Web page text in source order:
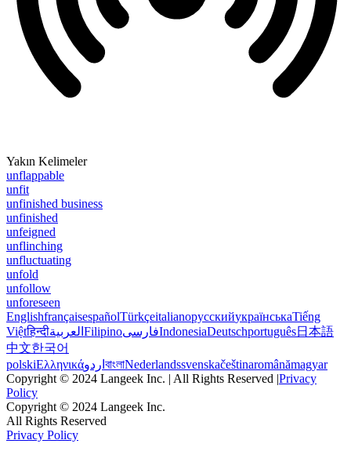
Yakın Kelimeler
unflappable
unfit
unfinished business
unfinished
unfeigned
unflinching
unfluctuating
unfold
unfollow
unforeseen
EnglishfrançaisespañolTürkçeitalianoрусскийукраїнськаTiếng
Việtहिन्दीالعربية FilipinoفارسیIndonesiaDeutschportuguês日本語
中文한국어
polskiΕλληνικάاردو বাংলাNederlandssvenskačeštinaromânămagyar
Copyright © 2024 Langeek Inc. | All Rights Reserved |Privacy
Policy
Copyright © 2024 Langeek Inc.
All Rights Reserved
Privacy Policy